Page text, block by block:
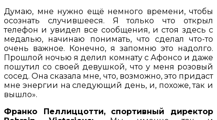
Думаю, мне нужно ещё немного времени, чтобы
осознать случившееся. Я только что открыл
телефон и увидел все сообщения, и стоя здесь с
медалью, начинаю понимать, что сделал что-то
очень важное. Конечно, я запомню это надолго.
Прошлой ночью я делил комнату с Афонсо и даже
пошутил со своей девушкой, что у меня розовый
сосед. Она сказала мне, что, возможно, это придаст
мне энергии на следующий день, и, похоже, так и
вышло».
Франко Пеллиццотти,
спортивный директор